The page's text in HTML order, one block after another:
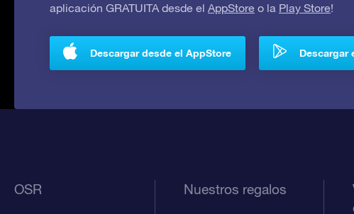
aplicación GRATUITA desde el AppStore o la Play Store!
Descargar desde el AppStore Descargar
OSR Nuestros regalos